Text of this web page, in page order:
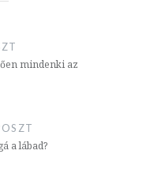
mindenki az
a lábad?